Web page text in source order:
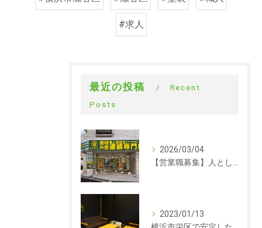
#求人
最近の投稿
Recent
Posts
2026/03/04
2023/01/13